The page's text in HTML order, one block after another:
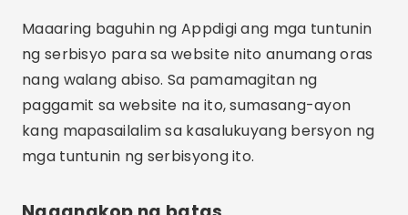
Maaaring baguhin ng Appdigi ang mga tuntunin
ng serbisyo para sa website nito anumang oras
nang walang abiso. Sa pamamagitan ng
paggamit sa website na ito, sumasang-ayon
kang mapasailalim sa kasalukuyang bersyon ng
mga tuntunin ng serbisyong ito.